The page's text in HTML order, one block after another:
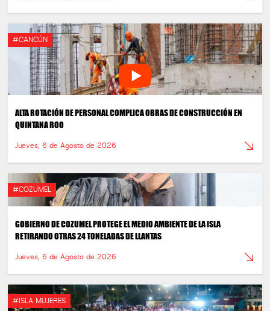
#CANCÚN
ALTA ROTACIÓN DE PERSONAL COMPLICA OBRAS DE CONSTRUCCIÓN EN
QUINTANA ROO
Jueves, 6 de Agosto de 2026
#COZUMEL
GOBIERNO DE COZUMEL PROTEGE EL MEDIO AMBIENTE DE LA ISLA
RETIRANDO OTRAS 24 TONELADAS DE LLANTAS
Jueves, 6 de Agosto de 2026
#ISLA MUJERES